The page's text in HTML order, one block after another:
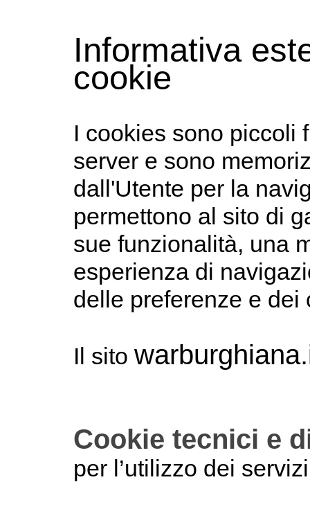
Informativa
cookie
I cookies sono piccoli
server e sono
dall'Utente per la
permettono al sito di
sue funzionalità, una
esperienza di
delle preferenze e dei
Il sito
Cookie tecnici e
per l’utilizzo dei